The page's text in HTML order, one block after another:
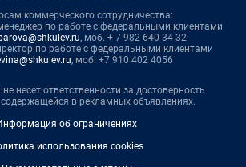
коммерческого сотрудничества:
по работе с федеральными клиентами
, моб. + 7 982 640 34 32
по работе с федеральными клиентами
, моб. +7 910 402 4056
несет ответственности за достоверность
в рекламных объявлениях.
об ограничениях
использования cookies